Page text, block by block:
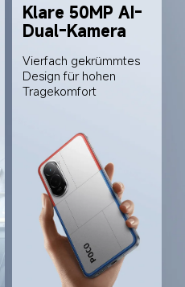
Klare 50MP AI-
Dual-Kamera
Vierfach gekrümmtes
Design für hohen
Tragekomfort